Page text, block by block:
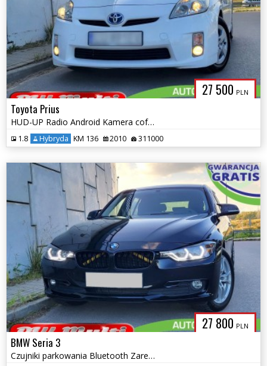
27 500 PLN
Toyota Prius
HUD-UP Radio Android Kamera cofania Zarejestrowany ZAMIANA GWARANCJA!
1.8 Hybryda KM 136 2010 311000
27 800 PLN
BMW Seria 3
Czujniki parkowania Bluetooth Zarejestrowany ZAMIANA GWARANCJA!